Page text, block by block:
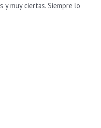
y muy ciertas. Siempre lo